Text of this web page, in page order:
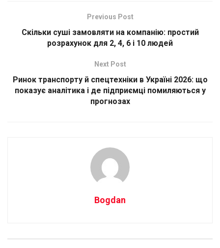
Previous Post
Скільки суші замовляти на компанію: простий
розрахунок для 2, 4, 6 і 10 людей
Next Post
Ринок транспорту й спецтехніки в Україні 2026: що
показує аналітика і де підприємці помиляються у
прогнозах
Bogdan